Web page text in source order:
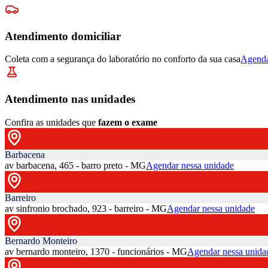
Atendimento domiciliar
Coleta com a segurança do laboratório no conforto da sua casa
Atendimento nas unidades
Confira as unidades que fazem o exame
Barbacena
av barbacena, 465 - barro preto - MGAgendar nessa unidade
Barreiro
av sinfronio brochado, 923 - barreiro - MGAgendar nessa unidade
Bernardo Monteiro
av bernardo monteiro, 1370 - funcionários - MGAgendar nessa